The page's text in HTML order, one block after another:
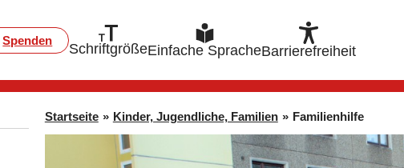
Spenden
SchriftgrößeEinfache SpracheBarrierefreiheit
Startseite » Kinder, Jugendliche, Familien » Familienhilfe